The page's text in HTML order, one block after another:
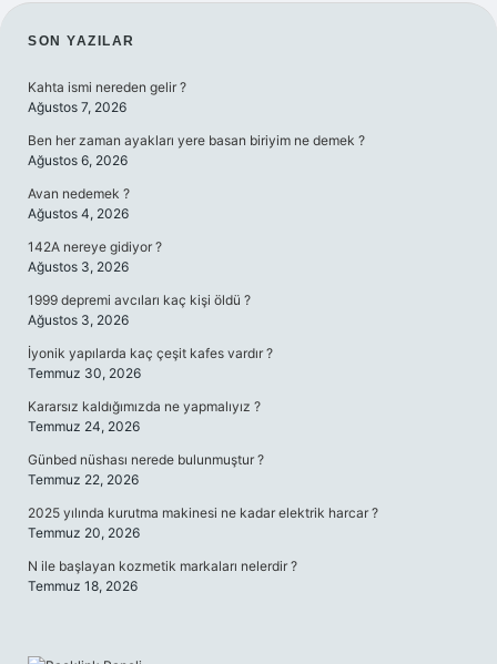
SIDEBAR
SON YAZILAR
Kahta ismi nereden gelir ?
Ağustos 7, 2026
Ben her zaman ayakları yere basan biriyim ne demek ?
Ağustos 6, 2026
Avan nedemek ?
Ağustos 4, 2026
142A nereye gidiyor ?
Ağustos 3, 2026
1999 depremi avcıları kaç kişi öldü ?
Ağustos 3, 2026
İyonik yapılarda kaç çeşit kafes vardır ?
Temmuz 30, 2026
Kararsız kaldığımızda ne yapmalıyız ?
Temmuz 24, 2026
Günbed nüshası nerede bulunmuştur ?
Temmuz 22, 2026
2025 yılında kurutma makinesi ne kadar elektrik harcar ?
Temmuz 20, 2026
N ile başlayan kozmetik markaları nelerdir ?
Temmuz 18, 2026